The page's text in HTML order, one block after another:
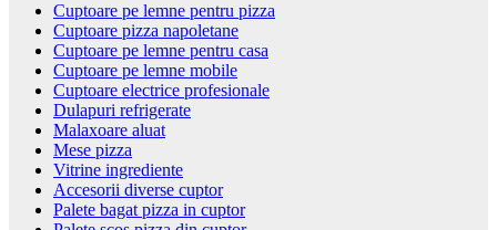
Cuptoare pe lemne pentru pizza
Cuptoare pizza napoletane
Cuptoare pe lemne pentru casa
Cuptoare pe lemne mobile
Cuptoare electrice profesionale
Dulapuri refrigerate
Malaxoare aluat
Mese pizza
Vitrine ingrediente
Accesorii diverse cuptor
Palete bagat pizza in cuptor